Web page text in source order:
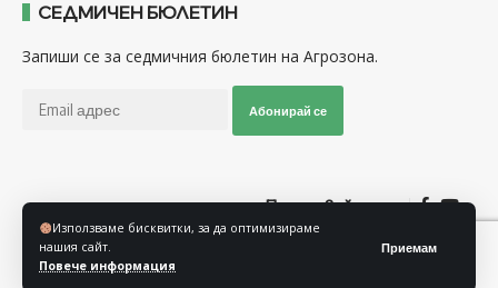
Използваме бисквитки, за да оптимизираме
нашия сайт.
Повече информация
Приемам
СЕДМИЧЕН БЮЛЕТИН
Запиши се за седмичния бюлетин на Агрозона.
Абонирай се
Последвайте ни
Общи условия
Политика за използване на “Бисквитки”